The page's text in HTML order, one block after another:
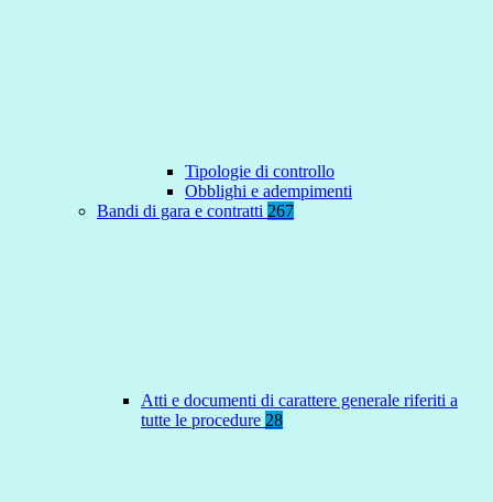
Tipologie di controllo
Obblighi e adempimenti
Bandi di gara e contratti 267
Atti e documenti di carattere generale riferiti a
tutte le procedure 28